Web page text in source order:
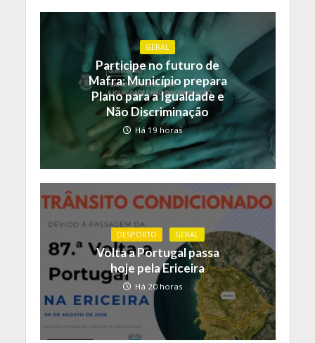
GERAL
Participe no futuro de
Mafra: Município prepara
Plano para a Igualdade e
Não Discriminação
Há 19 horas
DESPORTO GERAL
Volta a Portugal passa
hoje pela Ericeira
Há 20 horas